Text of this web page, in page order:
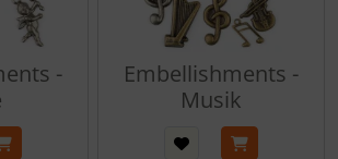
-
Embellishments -
Musik